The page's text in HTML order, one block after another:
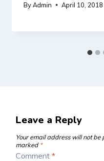
ByAdmin April 10, 2018
Leave a Reply
Your email address will not be
marked *
Comment *